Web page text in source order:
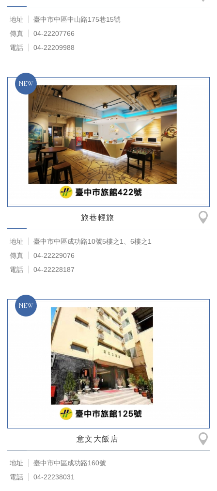
地址
臺中市中區中山路175巷15號
傳真
04-22207766
電話
04-22209988
旅巷輕旅
地址
臺中市中區成功路10號5樓之1、6樓之1
傳真
04-22229076
電話
04-22228187
意文大飯店
地址
臺中市中區成功路160號
電話
04-22238031